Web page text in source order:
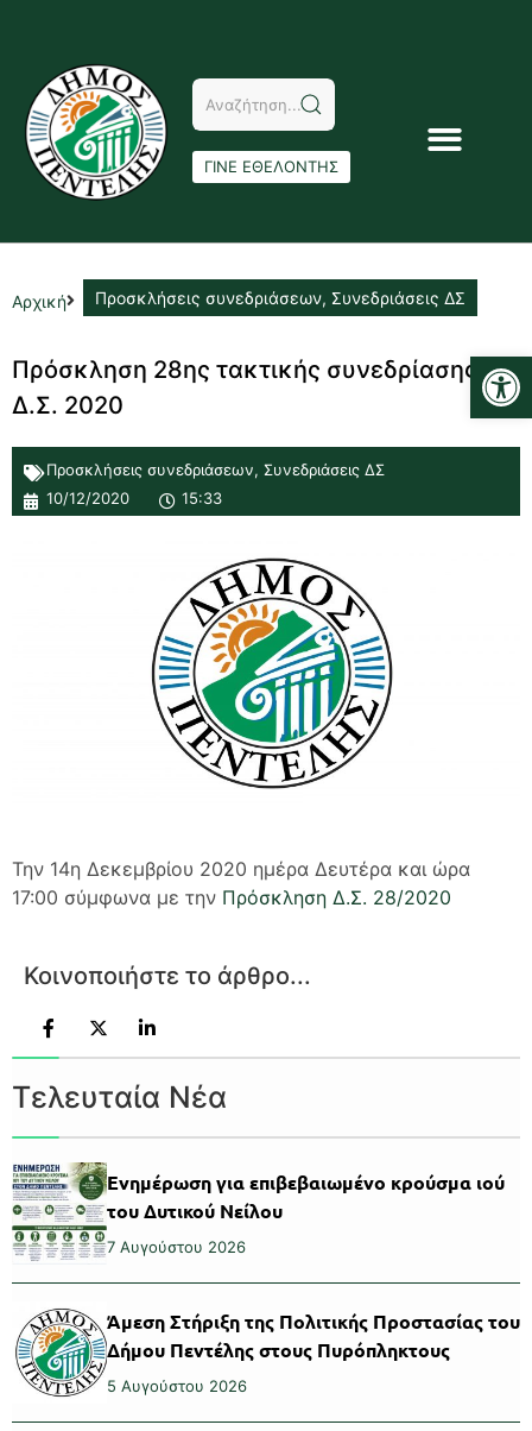
ΓΙΝΕ ΕΘΕΛΟΝΤΗΣ
Αρχική Προσκλήσεις συνεδριάσεων, Συνεδριάσεις ΔΣ
Πρόσκληση 28ης τακτικής συνεδρίασης
Δ.Σ. 2020
Προσκλήσεις συνεδριάσεων, Συνεδριάσεις ΔΣ
10/12/2020
15:33
Την 14η Δεκεμβρίου 2020 ημέρα Δευτέρα και ώρα
17:00 σύμφωνα με την Πρόσκληση Δ.Σ. 28/2020
Κοινοποιήστε το άρθρο...
Τελευταία Νέα
Ενημέρωση για επιβεβαιωμένο κρούσμα ιού
του Δυτικού Νείλου
7 Αυγούστου 2026
Άμεση Στήριξη της Πολιτικής Προστασίας του
Δήμου Πεντέλης στους Πυρόπληκτους
5 Αυγούστου 2026